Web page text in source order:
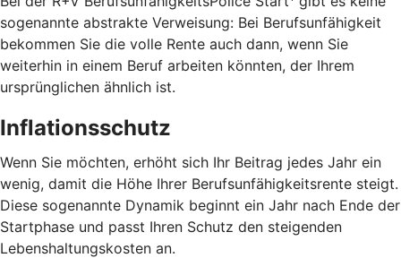
sogenannte abstrakte Verweisung: Bei Berufsunfähigkeit
bekommen Sie die volle Rente auch dann, wenn Sie
weiterhin in einem Beruf arbeiten könnten, der Ihrem
ursprünglichen ähnlich ist.
Inflationsschutz
Wenn Sie möchten, erhöht sich Ihr Beitrag jedes Jahr ein
wenig, damit die Höhe Ihrer Berufsunfähigkeitsrente steigt.
Diese sogenannte Dynamik beginnt ein Jahr nach Ende der
Startphase und passt Ihren Schutz den steigenden
Lebenshaltungskosten an.